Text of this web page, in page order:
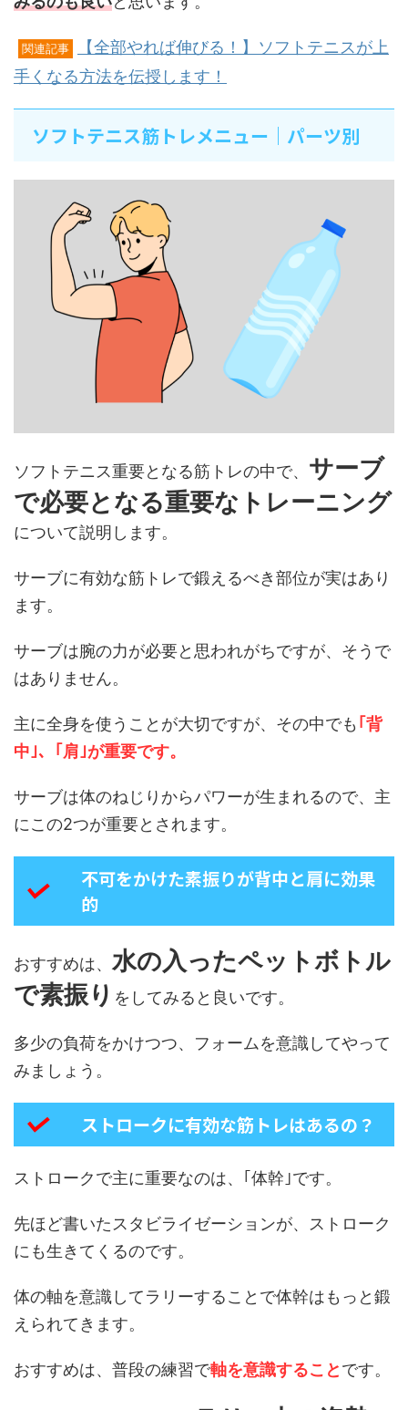
関連記事
【全部やれば伸びる！】ソフトテニスが上
手くなる方法を伝授します！
ソフトテニス筋トレメニュー｜パーツ別
ソフトテニス重要となる筋トレの中で、 サーブ
で必要となる重要なトレーニング
について説明します。
サーブに有効な筋トレで鍛えるべき部位が実はあり
ます。
サーブは腕の力が必要と思われがちですが、そうで
はありません。
主に全身を使うことが大切ですが、その中でも ｢背
中｣、｢肩｣が重要です。
サーブは体のねじりからパワーが生まれるので、主
にこの2つが重要とされます。
不可をかけた素振りが背中と肩に効果
的
おすすめは、水の入ったペットボトル
で素振り をしてみると良いです。
多少の負荷をかけつつ、フォームを意識してやって
みましょう。
ストロークに有効な筋トレはあるの？
ストロークで主に重要なのは、｢体幹｣です。
先ほど書いたスタビライゼーションが、ストローク
にも生きてくるのです。
体の軸を意識してラリーすることで体幹はもっと鍛
えられてきます。
おすすめは、普段の練習で軸を意識することです。